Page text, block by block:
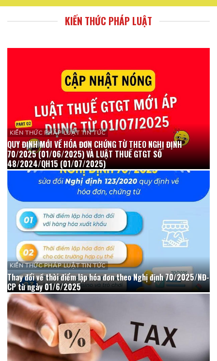
KIẾN THỨC PHÁP LUẬT
KIẾN THỨC PHÁP LUẬT TIN TỨC
QUY ĐỊNH MỚI VỀ HÓA ĐƠN CHỨNG TỪ THEO NGHỊ ĐỊNH
70/2025 (01/06/2025) VÀ LUẬT THUẾ GTGT SỐ
48/2024/QH15 (01/07/2025)
KIẾN THỨC PHÁP LUẬT TIN TỨC
Thay đổi về thời điểm lập hóa đơn theo Nghị định 70/2025/NĐ-
CP từ ngày 01/6/2025